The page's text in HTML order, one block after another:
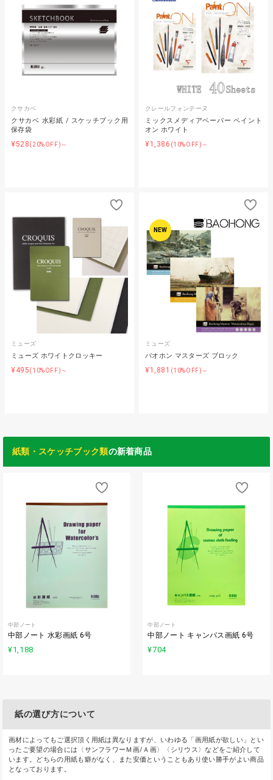
クサカベ
クサカベ 水彩紙 / スケッチブック用
保存袋
¥528(20%OFF)～
クレールフォンテーヌ
ミックスメディアペーパー ペイント
オン ホワイト
¥1,386 (10%OFF)～
ミューズ
ミューズ ホワイトクロッキー
¥495(10%OFF)～
NEW
ミューズ
バオホン マスターズ ブロック
¥1,881 (10%OFF)～
紙類・スケッチブック類の新着商品
中部ノート
中部ノート 水彩画紙 6号
¥1,188
中部ノート
中部ノート キャンバス画紙 6号
¥704
紙の選び方について
画材によってもご選択頂く用紙は異なりますが、いわゆる「画用紙が欲しい」とい
ったご要望の場合には〈サンフラワーＭ画/Ａ画〉〈シリウス〉などをご紹介して
います。どちらの用紙も癖がなく、また安価ということもあり使い勝手がよい商品
となっております。